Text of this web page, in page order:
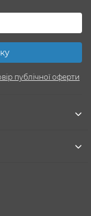
публічної оферти